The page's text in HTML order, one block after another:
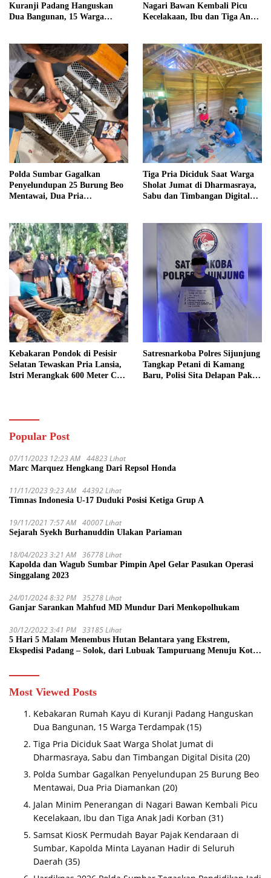
Kuranji Padang Hanguskan
Dua Bangunan, 15 Warga
Nagari Bawan Kembali Picu
Kecelakaan, Ibu dan Tiga Anak
Polda Sumbar Gagalkan
Penyelundupan 25 Burung Beo
Mentawai, Dua Pria
Tiga Pria Diciduk Saat Warga
Sholat Jumat di Dharmasraya,
Sabu dan Timbangan Digital
Kebakaran Pondok di Pesisir
Selatan Tewaskan Pria Lansia,
Istri Merangkak 600 Meter Cari
Satresnarkoba Polres Sijunjung
Tangkap Petani di Kamang
Baru, Polisi Sita Delapan Paket
Popular Post
07/11/2023 12:23 AM 44823 Lihat
Marc Marquez Hengkang Dari Repsol Honda
11/11/2023 9:23 AM 44392 Lihat
Timnas Indonesia U-17 Duduki Posisi Ketiga Grup A
19/11/2021 7:57 AM 40007 Lihat
Sejarah Syekh Burhanuddin Ulakan Pariaman
18/04/2023 3:21 AM 36778 Lihat
Kapolda dan Wagub Sumbar Pimpin Apel Gelar Pasukan Operasi
Singgalang 2023
24/01/2024 8:32 PM 35278 Lihat
Ganjar Sarankan Mahfud MD Mundur Dari Menkopolhukam
30/12/2022 3:41 PM 33185 Lihat
5 Hari 5 Malam Menembus Hutan Belantara yang Ekstrem,
Ekspedisi Padang – Solok, dari Lubuak Tampuruang Menuju Koto
Most Viewed Posts
Kebakaran Rumah Kayu di Kuranji Padang Hanguskan
Dua Bangunan, 15 Warga Terdampak (15)
Tiga Pria Diciduk Saat Warga Sholat Jumat di
Dharmasraya, Sabu dan Timbangan Digital Disita (20)
Polda Sumbar Gagalkan Penyelundupan 25 Burung Beo
Mentawai, Dua Pria Diamankan (20)
Jalan Minim Penerangan di Nagari Bawan Kembali Picu
Kecelakaan, Ibu dan Tiga Anak Jadi Korban (31)
Samsat KiosK Permudah Bayar Pajak Kendaraan di
Sumbar, Kapolda Minta Layanan Hadir di Seluruh
Daerah (35)